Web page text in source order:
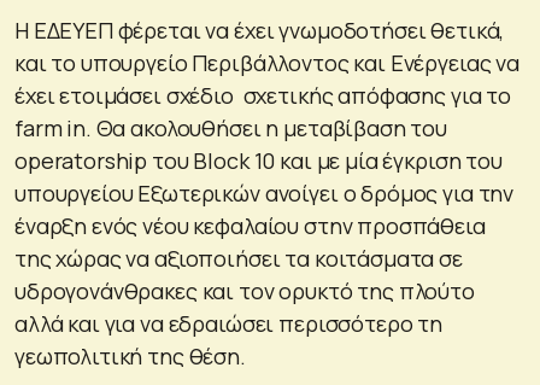
Η ΕΔΕΥΕΠ φέρεται να έχει γνωμοδοτήσει θετικά,
και το υπουργείο Περιβάλλοντος και Ενέργειας να
έχει ετοιμάσει σχέδιο σχετικής απόφασης για το
farm in. Θα ακολουθήσει η μεταβίβαση του
operatorship του Block 10 και με μία έγκριση του
υπουργείου Εξωτερικών ανοίγει ο δρόμος για την
έναρξη ενός νέου κεφαλαίου στην προσπάθεια
της χώρας να αξιοποιήσει τα κοιτάσματα σε
υδρογονάνθρακες και τον ορυκτό της πλούτο
αλλά και για να εδραιώσει περισσότερο τη
γεωπολιτική της θέση.